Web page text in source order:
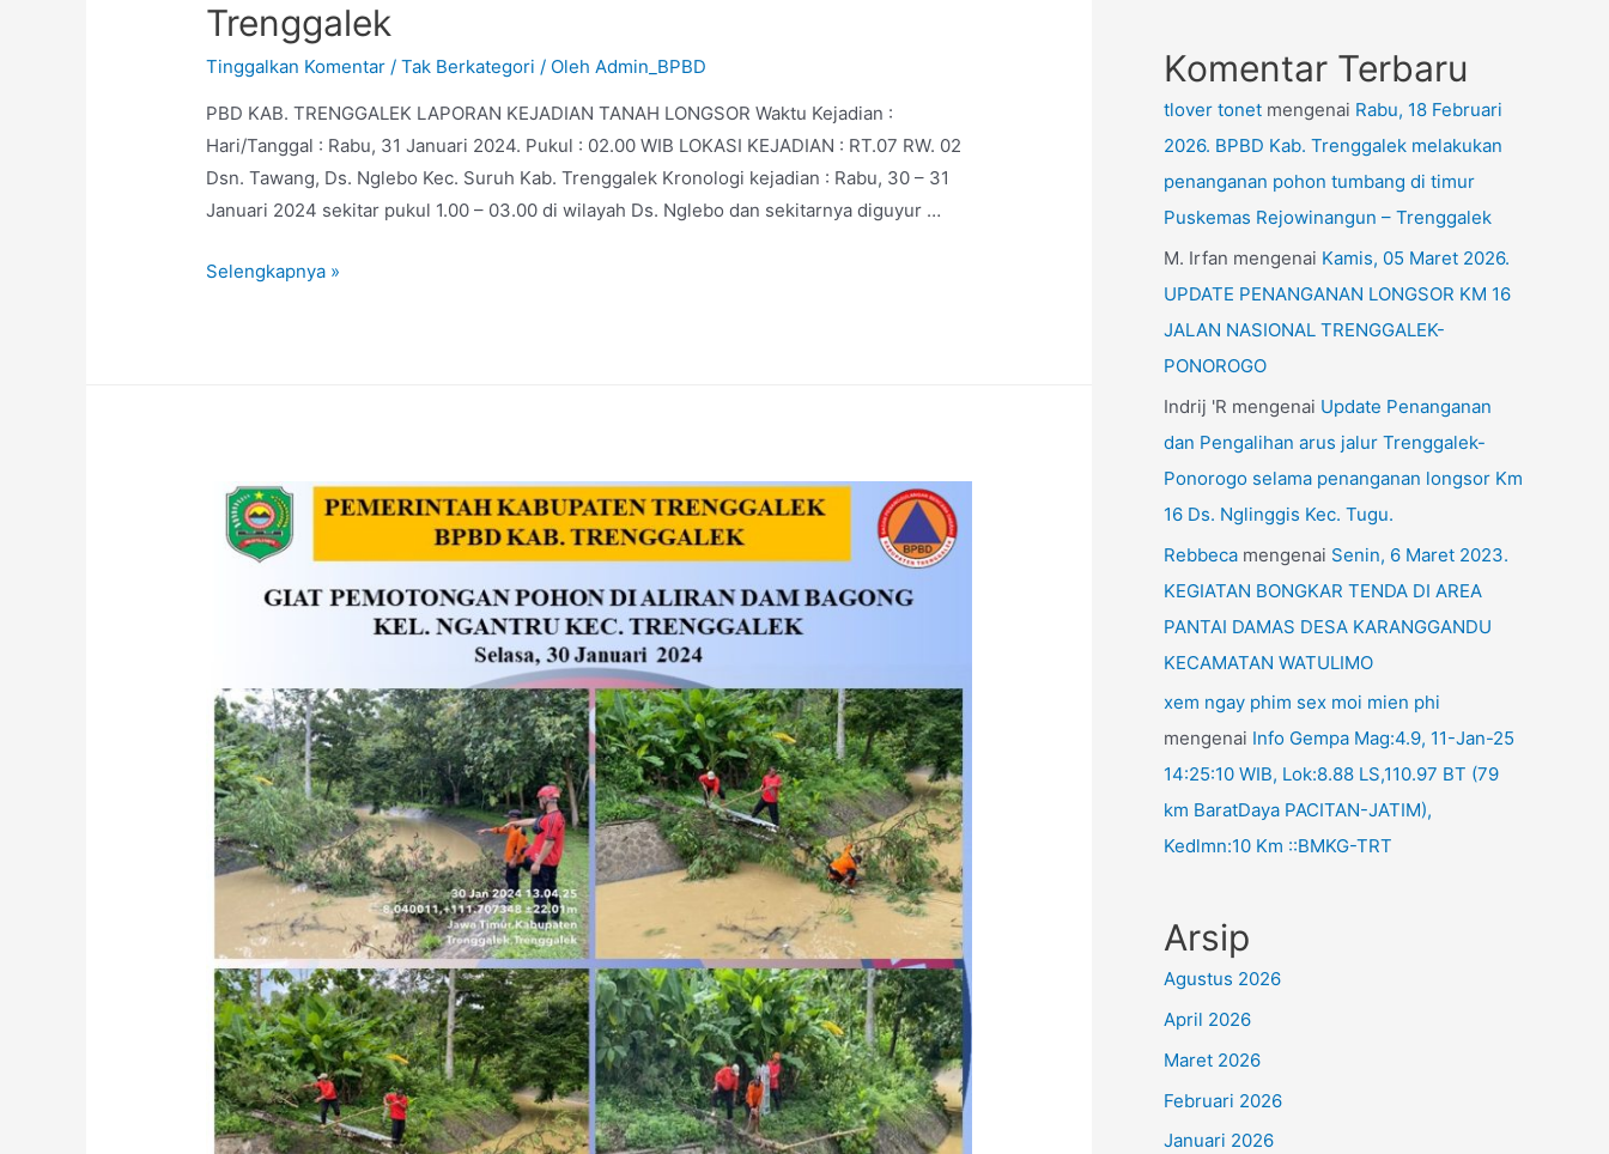
Trenggalek
Tinggalkan Komentar /Tak Berkategori / OlehAdmin_BPBD
PBD KAB. TRENGGALEK LAPORAN KEJADIAN TANAH LONGSOR Waktu Kejadian :
Hari/Tanggal : Rabu, 31 Januari 2024. Pukul : 02.00 WIB LOKASI KEJADIAN : RT.07 RW. 02
Dsn. Tawang, Ds. Nglebo Kec. Suruh Kab. Trenggalek Kronologi kejadian : Rabu, 30 – 31
Januari 2024 sekitar pukul 1.00 – 03.00 di wilayah Ds. Nglebo dan sekitarnya diguyur …
Selengkapnya »
Komentar Terbaru
tlover tonet mengenai Rabu, 18 Februari
2026. BPBD Kab. Trenggalek melakukan
penanganan pohon tumbang di timur
Puskemas Rejowinangun – Trenggalek
M. Irfan mengenai Kamis, 05 Maret 2026.
UPDATE PENANGANAN LONGSOR KM 16
JALAN NASIONAL TRENGGALEK-
PONOROGO
Indrij 'R mengenai Update Penanganan
dan Pengalihan arus jalur Trenggalek-
Ponorogo selama penanganan longsor Km
16 Ds. Nglinggis Kec. Tugu.
Rebbeca mengenai Senin, 6 Maret 2023.
KEGIATAN BONGKAR TENDA DI AREA
PANTAI DAMAS DESA KARANGGANDU
KECAMATAN WATULIMO
xem ngay phim sex moi mien phi
mengenai Info Gempa Mag:4.9, 11-Jan-25
14:25:10 WIB, Lok:8.88 LS,110.97 BT (79
km BaratDaya PACITAN-JATIM),
Kedlmn:10 Km ::BMKG-TRT
Arsip
Agustus 2026
April 2026
Maret 2026
Februari 2026
Januari 2026